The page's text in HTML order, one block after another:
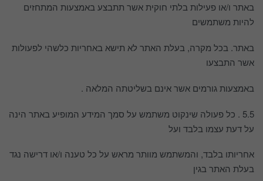
באתר ו/או פעילות בלתי חוקית אשר תתבצע באמצעות המתחזים
להיות משתמשים
באתר. בכל מקרה, בעלת האתר לא תישא באחריות כלשהי לפעולות
אשר התבצעו
באמצעות גורמים אשר אינם בשליטתה המלאה .
5.5 . כל פעולה שינקוט משתמש על סמך המידע המופיע באתר הינה
על דעת עצמו בלבד ועל
אחריותו בלבד, והמשתמש מוותר מראש על כל טענה ו/או דרישה נגד
בעלת האתר בגין